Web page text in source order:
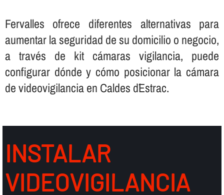
Fervalles ofrece diferentes alternativas para
aumentar la seguridad de su domicilio o negocio,
a través de kit cámaras vigilancia, puede
configurar dónde y cómo posicionar la cámara
de videovigilancia en Caldes d´Estrac.
INSTALAR
VIDEOVIGILANCIA